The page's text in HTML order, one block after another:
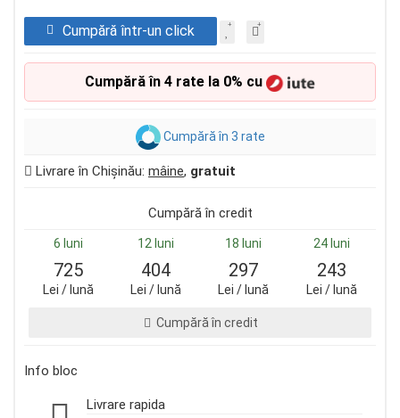
Cumpără într-un click
Cumpără în 4 rate la 0% cu
Cumpără în 3 rate
Livrare în Chișinău: mâine, gratuit
Cumpără în credit
6 luni 12 luni 18 luni 24 luni
725
Lei / lună
404
Lei / lună
297
Lei / lună
243
Lei / lună
Cumpără în credit
Info bloc
Livrare rapida